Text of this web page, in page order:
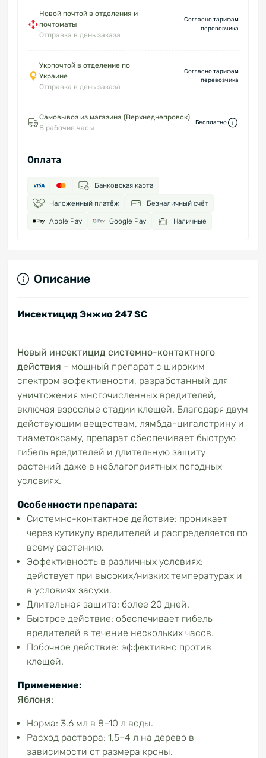
Новой почтой в отделения и
почтоматы
Отправка в день заказа
Согласно тарифам
перевозчика
Укрпочтой в отделение по
Украине
Отправка в день заказа
Согласно тарифам
перевозчика
Самовывоз из магазина (Верхнеднепровск)
В рабочие часы
Бесплатно
Оплата
Банковская карта
Наложенный платёж Безналичный счёт
Apple Pay Google Pay Наличные
Описание
Инсектицид Энжио 247 SC
Новый инсектицид системно-контактного
действия – мощный препарат с широким
спектром эффективности, разработанный для
уничтожения многочисленных вредителей,
включая взрослые стадии клещей. Благодаря двум
действующим веществам, лямбда-цигалотрину и
тиаметоксаму, препарат обеспечивает быструю
гибель вредителей и длительную защиту
растений даже в неблагоприятных погодных
условиях.
Особенности препарата:
Системно-контактное действие: проникает
через кутикулу вредителей и распределяется по
всему растению.
Эффективность в различных условиях:
действует при высоких/низких температурах и
в условиях засухи.
Длительная защита: более 20 дней.
Быстрое действие: обеспечивает гибель
вредителей в течение нескольких часов.
Побочное действие: эффективно против
клещей.
Применение:
Яблоня:
Норма: 3,6 мл в 8–10 л воды.
Расход раствора: 1,5–4 л на дерево в
зависимости от размера кроны.